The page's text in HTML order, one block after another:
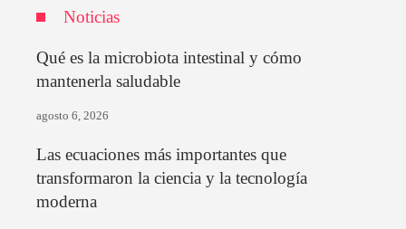
Noticias
Qué es la microbiota intestinal y cómo
mantenerla saludable
agosto 6, 2026
Las ecuaciones más importantes que
transformaron la ciencia y la tecnología
moderna